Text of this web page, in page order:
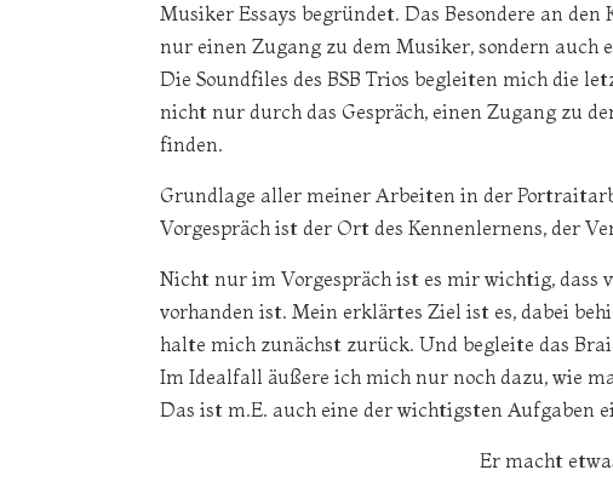
Musiker Essays begründet. Das Besondere an
nur einen Zugang zu dem Musiker, sondern
Die Soundfiles des BSB Trios begleiten mich die
nicht nur durch das Gespräch, einen Zugang zu
finden.
Grundlage aller meiner Arbeiten in der
Vorgespräch ist der Ort des Kennenlernens, der
Nicht nur im Vorgespräch ist es mir wichtig, dass
vorhanden ist. Mein erklärtes Ziel ist es, dabei
halte mich zunächst zurück. Und begleite das
Im Idealfall äußere ich mich nur noch dazu, wie
Das ist m.E. auch eine der wichtigsten Aufgaben
Er macht